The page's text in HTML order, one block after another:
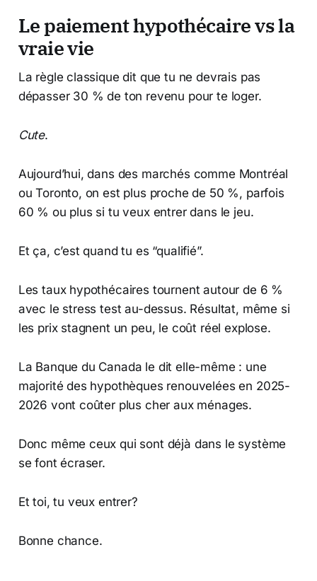
Le paiement hypothécaire vs la
vraie vie
La règle classique dit que tu ne devrais pas
dépasser 30 % de ton revenu pour te loger.
Cute.
Aujourd’hui, dans des marchés comme Montréal
ou Toronto, on est plus proche de 50 %, parfois
60 % ou plus si tu veux entrer dans le jeu.
Et ça, c’est quand tu es “qualifié”.
Les taux hypothécaires tournent autour de 6 %
avec le stress test au-dessus. Résultat, même si
les prix stagnent un peu, le coût réel explose.
La Banque du Canada le dit elle-même : une
majorité des hypothèques renouvelées en 2025-
2026 vont coûter plus cher aux ménages.
Donc même ceux qui sont déjà dans le système
se font écraser.
Et toi, tu veux entrer?
Bonne chance.